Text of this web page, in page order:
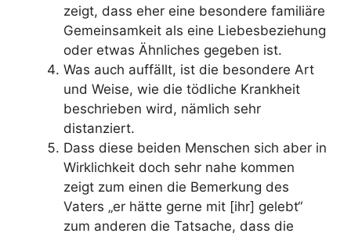
zeigt, dass eher eine besondere familiäre
Gemeinsamkeit als eine Liebesbeziehung
oder etwas Ähnliches gegeben ist.
Was auch auffällt, ist die besondere Art
und Weise, wie die tödliche Krankheit
beschrieben wird, nämlich sehr
distanziert.
Dass diese beiden Menschen sich aber in
Wirklichkeit doch sehr nahe kommen
zeigt zum einen die Bemerkung des
Vaters „er hätte gerne mit [ihr] gelebt“
zum anderen die Tatsache, dass die